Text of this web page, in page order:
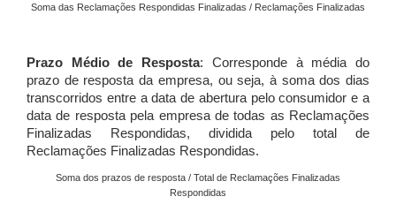
Soma das Reclamações Respondidas Finalizadas / Reclamações Finalizadas
Prazo Médio de Resposta: Corresponde à média do
prazo de resposta da empresa, ou seja, à soma dos dias
transcorridos entre a data de abertura pelo consumidor e a
data de resposta pela empresa de todas as Reclamações
Finalizadas Respondidas, dividida pelo total de
Reclamações Finalizadas Respondidas.
Soma dos prazos de resposta / Total de Reclamações Finalizadas
Respondidas